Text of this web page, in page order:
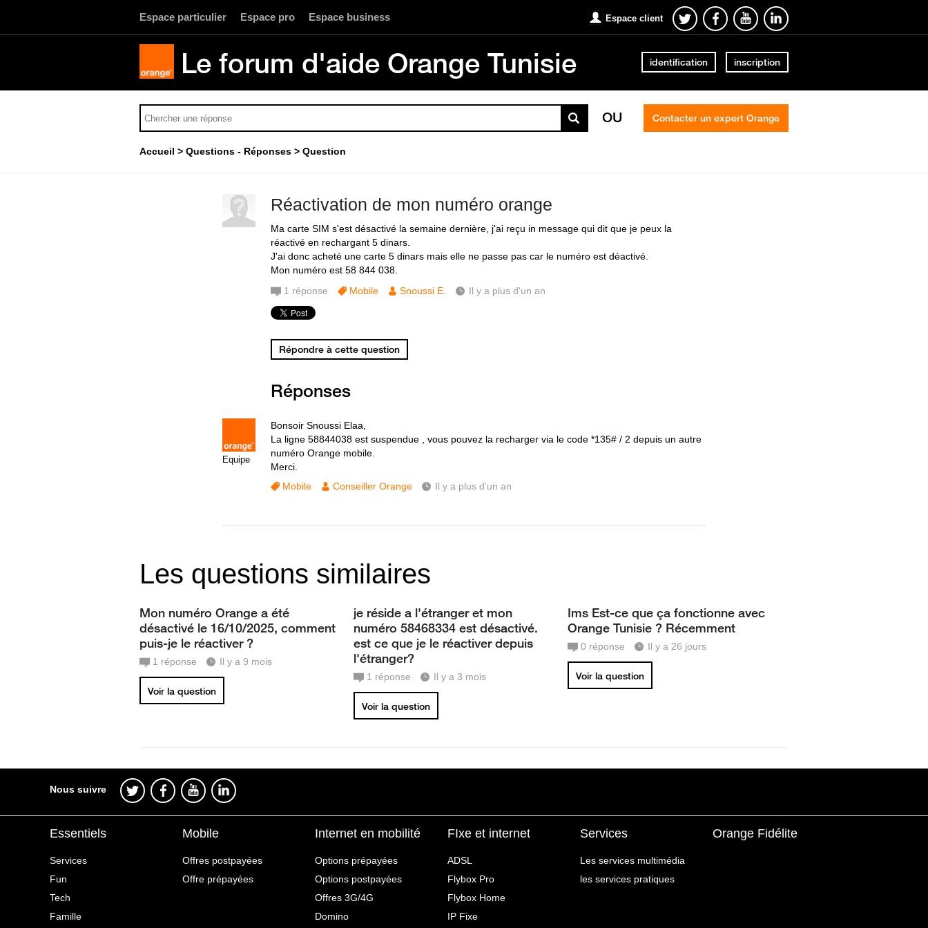
Espace particulier Espace pro Espace business Espace client
Le forum d'aide Orange Tunisie identification inscription
OU Contacter un expert Orange
Accueil Questions - Réponses Question
Réactivation de mon numéro orange
Ma carte SIM s'est désactivé la semaine dernière, j'ai reçu in message qui dit que je peux la
réactivé en rechargant 5 dinars.
J'ai donc acheté une carte 5 dinars mais elle ne passe pas car le numéro est déactivé.
Mon numéro est 58 844 038.
1 réponse Mobile Snoussi E. Il y a plus d'un an
Répondre à cette question
Réponses
Equipe
Bonsoir Snoussi Elaa,
La ligne 58844038 est suspendue , vous pouvez la recharger via le code *135# / 2 depuis un autre
numéro Orange mobile.
Merci.
Mobile
Conseiller Orange Il y a plus d'un an
Les questions similaires
Mon numéro Orange a été
désactivé le 16/10/2025, comment
puis-je le réactiver ?
1 réponse Il y a 9 mois
Voir la question
je réside a l'étranger et mon
numéro 58468334 est désactivé.
est ce que je le réactiver depuis
l'étranger?
1 réponse Il y a 3 mois
Voir la question
Ims Est-ce que ça fonctionne avec
Orange Tunisie ? Récemment
0 réponse Il y a 26 jours
Voir la question
Nous suivre
Essentiels
Services
Fun
Tech
Famille
Mobile
Offres postpayées
Offre prépayées
Internet en mobilité
Options prépayées
Options postpayées
Offres 3G/4G
Domino
FIxe et internet
ADSL
Flybox Pro
Flybox Home
IP Fixe
Services
Les services multimédia
les services pratiques
Orange Fidélite